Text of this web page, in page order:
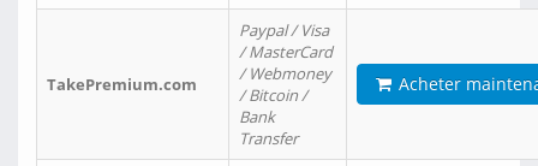
TakePremium.com
Paypal / Visa
/ MasterCard
/ Webmoney
/ Bitcoin /
Bank
Transfer
Acheter